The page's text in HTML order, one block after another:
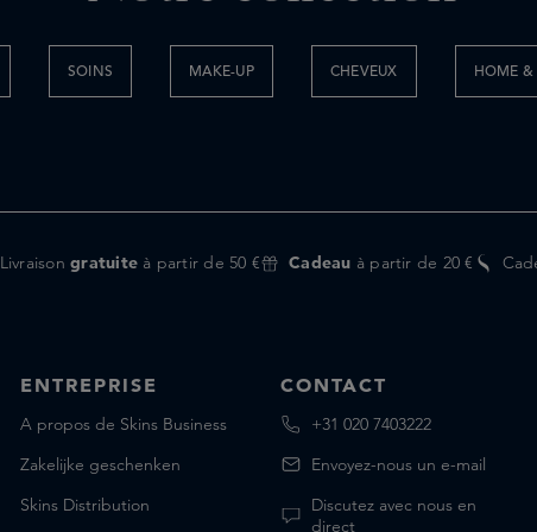
SOINS MAKE-UP CHEVEUX HOME &
Livraisongratuite à partir de 50 € Cadeau à partir de 20 €
ENTREPRISE
A propos de Skins Business
Zakelijke geschenken
Skins Distribution
CONTACT
+31 020 7403222
Envoyez-nous un e-mail
Discutez avec nous en
direct